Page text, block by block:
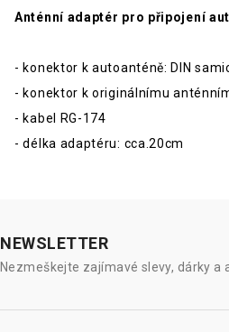
Anténní adaptér pro připojení
- konektor k autoanténě: DIN
- konektor k originálnímu
- kabel RG-174
- délka adaptéru: cca.20cm
NEWSLETTER
Nezmeškejte zajímavé slevy, dárky a